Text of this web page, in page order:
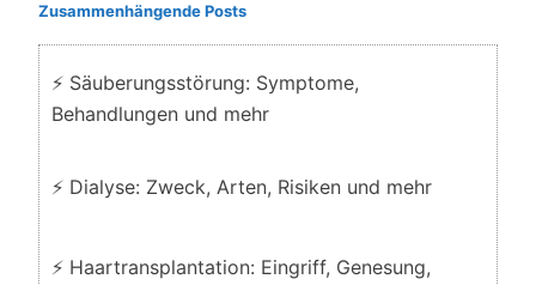
Zusammenhängende Posts
⚡ Säuberungsstörung: Symptome,
Behandlungen und mehr
⚡ Dialyse: Zweck, Arten, Risiken und mehr
⚡ Haartransplantation: Eingriff, Genesung,